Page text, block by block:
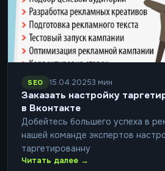
SEO 15.04.20253 мин
Заказать настройку
в Вконтакте
Добейтесь большего успеха в
нашей команде экспертов
таргетированну
Читать далее →